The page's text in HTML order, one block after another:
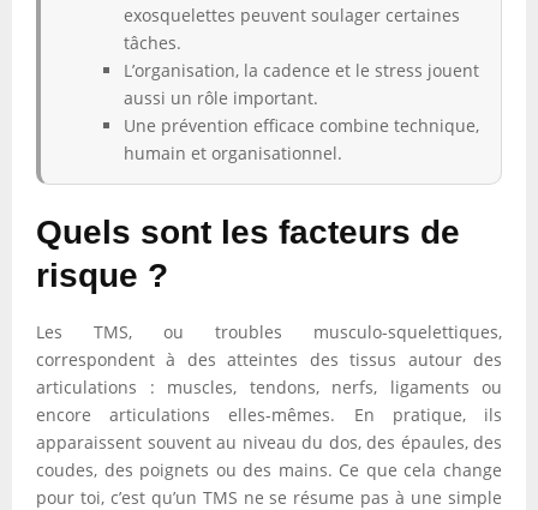
exosquelettes peuvent soulager certaines
tâches.
L’organisation, la cadence et le stress jouent
aussi un rôle important.
Une prévention efficace combine technique,
humain et organisationnel.
Quels sont les facteurs de
risque ?
Les TMS, ou troubles musculo-squelettiques,
correspondent à des atteintes des tissus autour des
articulations : muscles, tendons, nerfs, ligaments ou
encore articulations elles-mêmes. En pratique, ils
apparaissent souvent au niveau du dos, des épaules, des
coudes, des poignets ou des mains. Ce que cela change
pour toi, c’est qu’un TMS ne se résume pas à une simple